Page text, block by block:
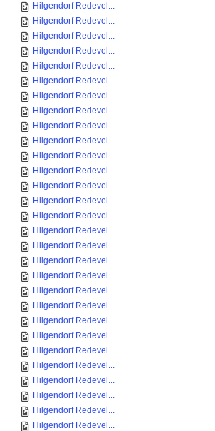
Hilgendorf Redevel...
Hilgendorf Redevel...
Hilgendorf Redevel...
Hilgendorf Redevel...
Hilgendorf Redevel...
Hilgendorf Redevel...
Hilgendorf Redevel...
Hilgendorf Redevel...
Hilgendorf Redevel...
Hilgendorf Redevel...
Hilgendorf Redevel...
Hilgendorf Redevel...
Hilgendorf Redevel...
Hilgendorf Redevel...
Hilgendorf Redevel...
Hilgendorf Redevel...
Hilgendorf Redevel...
Hilgendorf Redevel...
Hilgendorf Redevel...
Hilgendorf Redevel...
Hilgendorf Redevel...
Hilgendorf Redevel...
Hilgendorf Redevel...
Hilgendorf Redevel...
Hilgendorf Redevel...
Hilgendorf Redevel...
Hilgendorf Redevel...
Hilgendorf Redevel...
Hilgendorf Redevel...